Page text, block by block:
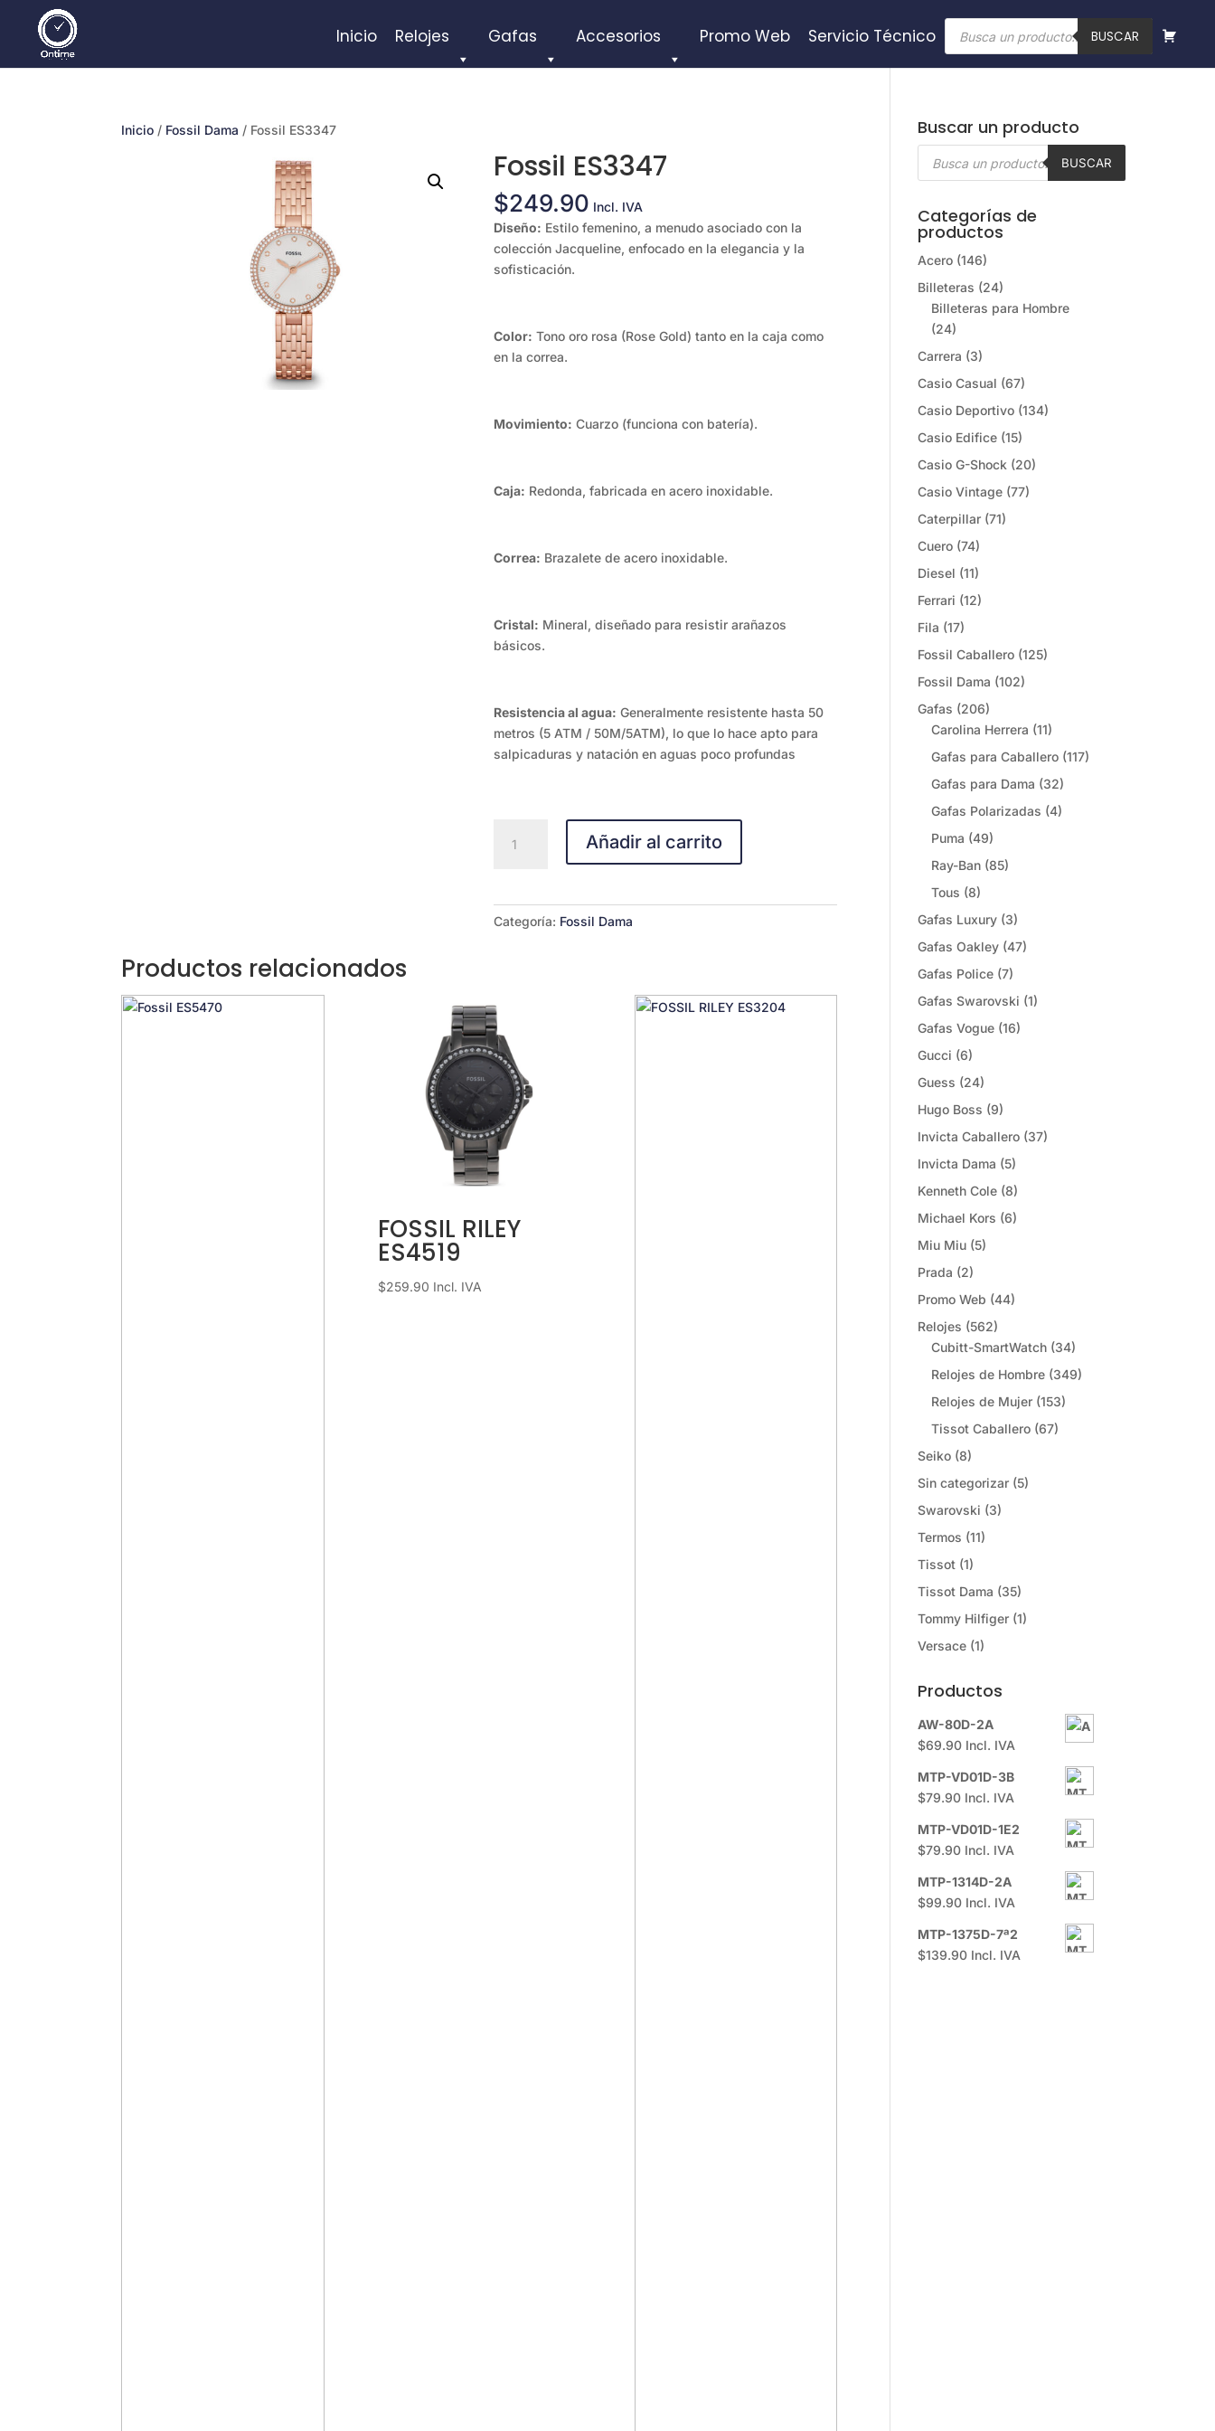
Inicio Relojes Gafas Accesorios Promo Web Servicio Técnico
Búsqueda
de
productos
BUSCAR
Inicio / Fossil Dama / Fossil ES3347
Fossil ES3347
$249.90 Incl. IVA
Diseño: Estilo femenino, a menudo asociado con la
colección Jacqueline, enfocado en la elegancia y la
sofisticación.
Color: Tono oro rosa (Rose Gold) tanto en la caja como
en la correa.
Movimiento: Cuarzo (funciona con batería).
Caja: Redonda, fabricada en acero inoxidable.
Correa: Brazalete de acero inoxidable.
Cristal: Mineral, diseñado para resistir arañazos
básicos.
Resistencia al agua: Generalmente resistente hasta 50
metros (5 ATM / 50M/5ATM), lo que lo hace apto para
salpicaduras y natación en aguas poco profundas
ES3347
Añadir al carrito
Categoría: Fossil Dama
Productos relacionados
FOSSIL RILEY
ES4519
$259.90 Incl. IVA
Buscar un producto
Búsqueda
BUSCAR
Categorías de
productos
Acero (146)
Billeteras (24)
Billeteras para Hombre
(24)
Carrera (3)
Casio Casual (67)
Casio Deportivo (134)
Casio Edifice (15)
Casio G-Shock (20)
Casio Vintage (77)
Caterpillar (71)
Cuero (74)
Diesel (11)
Ferrari (12)
Fila (17)
Fossil Caballero (125)
Fossil Dama (102)
Gafas (206)
Carolina Herrera (11)
Gafas para Caballero (117)
Gafas para Dama (32)
Gafas Polarizadas (4)
Puma (49)
Ray-Ban (85)
Tous (8)
Gafas Luxury (3)
Gafas Oakley (47)
Gafas Police (7)
Gafas Swarovski (1)
Gafas Vogue (16)
Gucci (6)
Guess (24)
Hugo Boss (9)
Invicta Caballero (37)
Invicta Dama (5)
Kenneth Cole (8)
Michael Kors (6)
Miu Miu (5)
Prada (2)
Promo Web (44)
Relojes (562)
Cubitt-SmartWatch (34)
Relojes de Hombre (349)
Relojes de Mujer (153)
Tissot Caballero (67)
Seiko (8)
Sin categorizar (5)
Swarovski (3)
Termos (11)
Tissot (1)
Tissot Dama (35)
Tommy Hilfiger (1)
Versace (1)
Productos
AW-80D-2A
$69.90 Incl. IVA
MTP-VD01D-3B
$79.90 Incl. IVA
MTP-VD01D-1E2
$79.90 Incl. IVA
MTP-1314D-2A
$99.90 Incl. IVA
MTP-1375D-7ª2
$139.90 Incl. IVA